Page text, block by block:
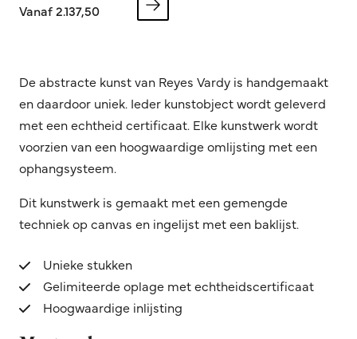
Vanaf 2.137,50
De abstracte kunst van Reyes Vardy is handgemaakt
en daardoor uniek. Ieder kunstobject wordt geleverd
met een echtheid certificaat. Elke kunstwerk wordt
voorzien van een hoogwaardige omlijsting met een
ophangsysteem.
Dit kunstwerk is gemaakt met een gemengde
techniek op canvas en ingelijst met een baklijst.
Unieke stukken
Gelimiteerde oplage met echtheidscertificaat
Hoogwaardige inlijsting